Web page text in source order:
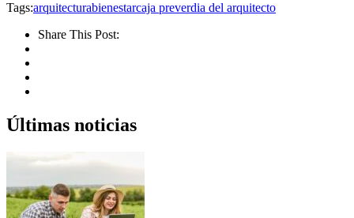
Tags:arquitecturabienestarcaja preverdia del arquitecto
Share This Post:
Últimas noticias